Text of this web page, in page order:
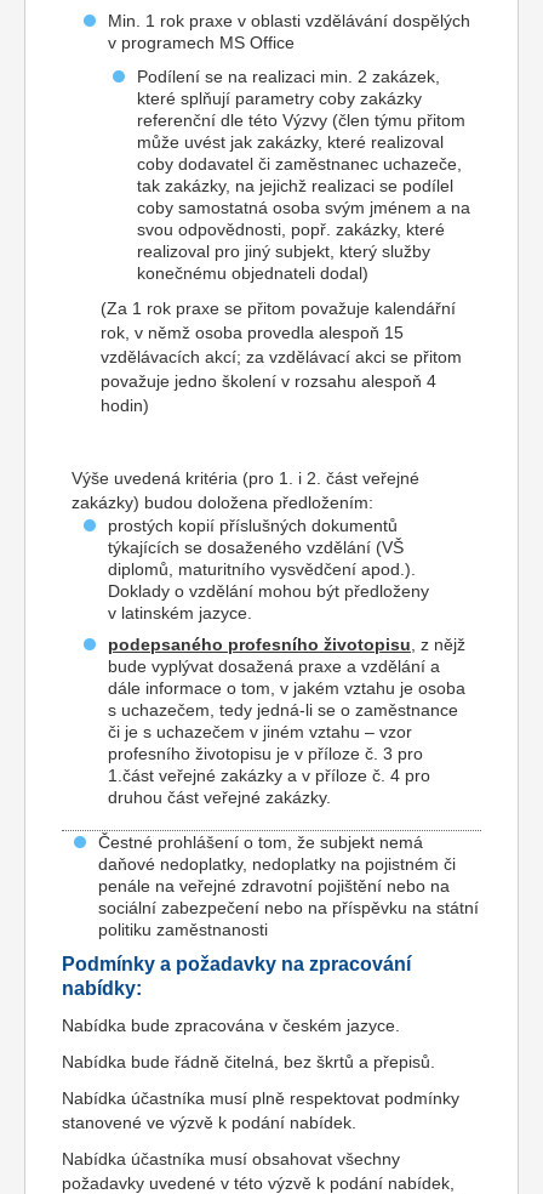
Min. 1 rok praxe v oblasti vzdělávání dospělých
v programech MS Office
Podílení se na realizaci min. 2 zakázek,
které splňují parametry coby zakázky
referenční dle této Výzvy (člen týmu přitom
může uvést jak zakázky, které realizoval
coby dodavatel či zaměstnanec uchazeče,
tak zakázky, na jejichž realizaci se podílel
coby samostatná osoba svým jménem a na
svou odpovědnosti, popř. zakázky, které
realizoval pro jiný subjekt, který služby
konečnému objednateli dodal)
(Za 1 rok praxe se přitom považuje kalendářní
rok, v němž osoba provedla alespoň 15
vzdělávacích akcí; za vzdělávací akci se přitom
považuje jedno školení v rozsahu alespoň 4
hodin)
Výše uvedená kritéria (pro 1. i 2. část veřejné
zakázky) budou doložena předložením:
prostých kopií příslušných dokumentů
týkajících se dosaženého vzdělání (VŠ
diplomů, maturitního vysvědčení apod.).
Doklady o vzdělání mohou být předloženy
v latinském jazyce.
podepsaného profesního životopisu , z nějž
bude vyplývat dosažená praxe a vzdělání a
dále informace o tom, v jakém vztahu je osoba
s uchazečem, tedy jedná-li se o zaměstnance
či je s uchazečem v jiném vztahu – vzor
profesního životopisu je v příloze č. 3 pro
1.část veřejné zakázky a v příloze č. 4 pro
druhou část veřejné zakázky.
Čestné prohlášení o tom, že subjekt nemá
daňové nedoplatky, nedoplatky na pojistném či
penále na veřejné zdravotní pojištění nebo na
sociální zabezpečení nebo na příspěvku na státní
politiku zaměstnanosti
Podmínky a požadavky na zpracování
nabídky:
Nabídka bude zpracována v českém jazyce.
Nabídka bude řádně čitelná, bez škrtů a přepisů.
Nabídka účastníka musí plně respektovat podmínky
stanovené ve výzvě k podání nabídek.
Nabídka účastníka musí obsahovat všechny
požadavky uvedené v této výzvě k podání nabídek,